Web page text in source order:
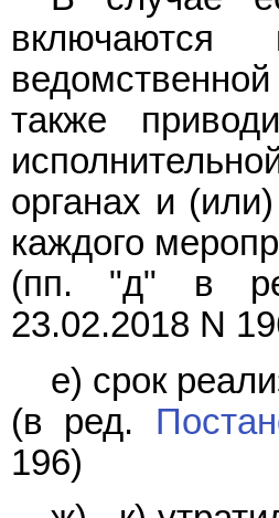
включаются
также
органах и
каждого
(пп. "д" в
23.02.2018 N
е) срок
(в ред.
196)